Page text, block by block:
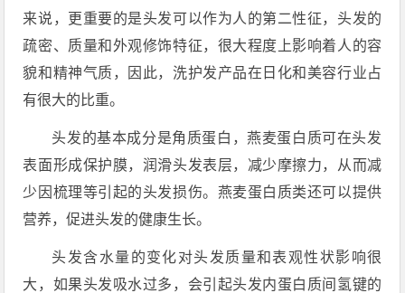
来说，更重要的是头发可以作为人的第二性征，头发的
疏密、质量和外观修饰特征，很大程度上影响着人的容
貌和精神气质，因此，洗护发产品在日化和美容行业占
有很大的比重。
头发的基本成分是角质蛋白，燕麦蛋白质可在头发
表面形成保护膜，润滑头发表层，减少摩擦力，从而减
少因梳理等引起的头发损伤。燕麦蛋白质类还可以提供
营养，促进头发的健康生长。
头发含水量的变化对头发质量和表观性状影响很
大，如果头发吸水过多，会引起头发内蛋白质间氢键的